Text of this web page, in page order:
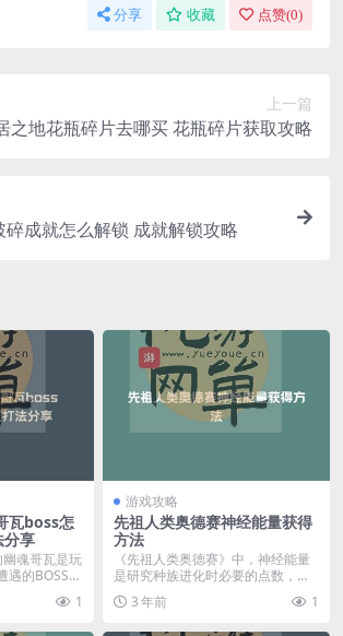
分享 收藏 点赞(0)
上一篇
之地花瓶碎片去哪买 花瓶碎片获取攻略
成就怎么解锁 成就解锁攻略
瓦boss怎
分享
魂哥瓦是玩
遇的BOSS，
1
游戏攻略
先祖人类奥德赛神经能量获得
方法
《先祖人类奥德赛》中，神经能量
是研究种族进化时必要的点数，有
多种方法可以获得，下...
3 年前 1